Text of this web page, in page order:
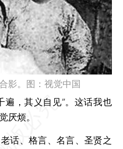
影。图：视觉中国
，其义自见”。这话我也
厌烦。
、格言、名言、圣贤之